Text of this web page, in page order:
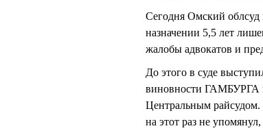
Сегодня Омский облсуд
назначении 5,5 лет
жалобы адвокатов и
До этого в суде
виновности ГАМБУРГА
Центральным
на этот раз не